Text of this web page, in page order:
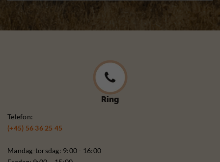
Ring
Telefon:
(+45) 56 36 25 45
Mandag-torsdag: 9:00 - 16:00